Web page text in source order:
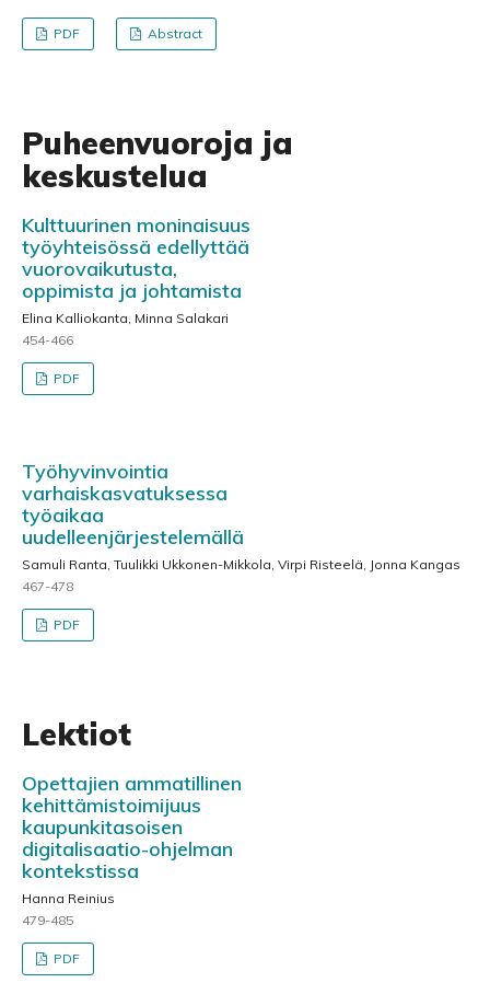
PDF Abstract
Puheenvuoroja ja
keskustelua
Kulttuurinen moninaisuus
työyhteisössä edellyttää
vuorovaikutusta,
oppimista ja johtamista
Elina Kalliokanta, Minna Salakari
454-466
PDF
Työhyvinvointia
varhaiskasvatuksessa
työaikaa
uudelleenjärjestelemällä
Samuli Ranta, Tuulikki Ukkonen-Mikkola, Virpi Risteelä, Jonna Kangas
467-478
PDF
Lektiot
Opettajien ammatillinen
kehittämistoimijuus
kaupunkitasoisen
digitalisaatio-ohjelman
kontekstissa
Hanna Reinius
479-485
PDF